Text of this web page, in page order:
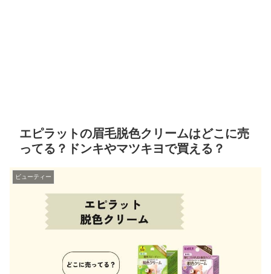
エピラットの眉毛脱色クリームはどこに売
ってる？ドンキやマツキヨで買える？
ビューティー